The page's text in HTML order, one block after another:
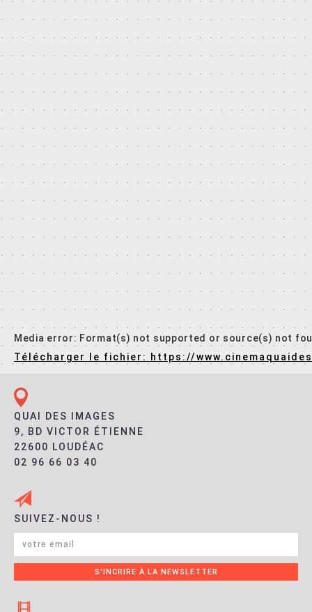
Media error: Format(s) not supported or source(s) not
Télécharger le fichier: https://
00:00
QUAI DES IMAGES
9, BD VICTOR ÉTIENNE
22600 LOUDÉAC
02 96 66 03 40
SUIVEZ-NOUS !